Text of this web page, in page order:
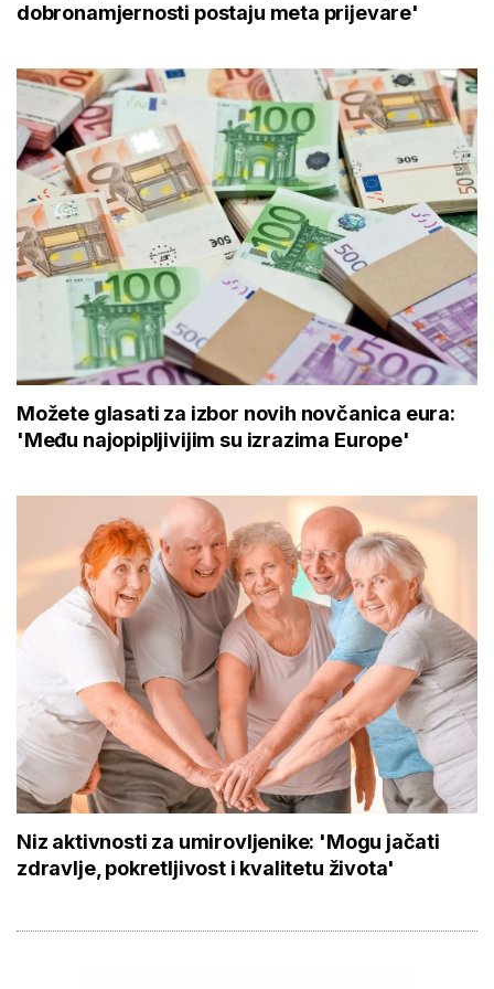
dobronamjernosti postaju meta prijevare'
Možete glasati za izbor novih novčanica eura:
'Među najopipljivijim su izrazima Europe'
Niz aktivnosti za umirovljenike: 'Mogu jačati
zdravlje, pokretljivost i kvalitetu života'